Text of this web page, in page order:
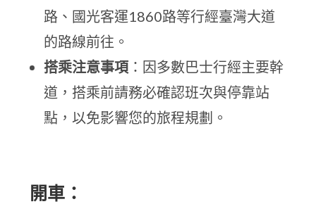
路、國光客運1860路等行經臺灣大道
的路線前往。
搭乘注意事項 ：因多數巴士行經主要幹
道，搭乘前請務必確認班次與停靠站
點，以免影響您的旅程規劃。
開車：